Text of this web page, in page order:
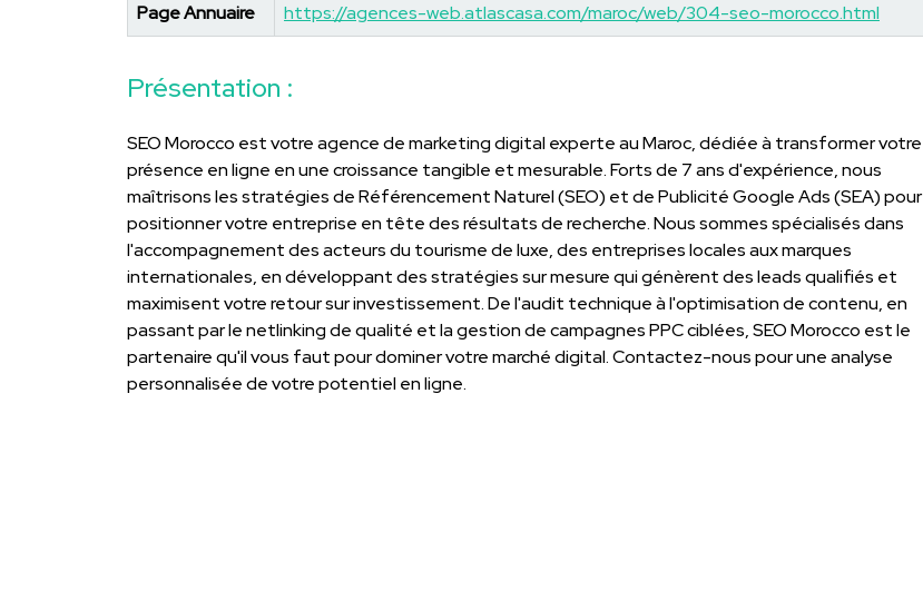
Page Annuaire
https://agences-web.atlascasa.com/maroc/web/304-seo-morocco.html
Présentation :
SEO Morocco est votre agence de marketing digital experte au Maroc, dédiée à transformer votre
présence en ligne en une croissance tangible et mesurable. Forts de 7 ans d'expérience, nous
maîtrisons les stratégies de Référencement Naturel (SEO) et de Publicité Google Ads (SEA) pour
positionner votre entreprise en tête des résultats de recherche. Nous sommes spécialisés dans
l'accompagnement des acteurs du tourisme de luxe, des entreprises locales aux marques
internationales, en développant des stratégies sur mesure qui génèrent des leads qualifiés et
maximisent votre retour sur investissement. De l'audit technique à l'optimisation de contenu, en
passant par le netlinking de qualité et la gestion de campagnes PPC ciblées, SEO Morocco est le
partenaire qu'il vous faut pour dominer votre marché digital. Contactez-nous pour une analyse
personnalisée de votre potentiel en ligne.